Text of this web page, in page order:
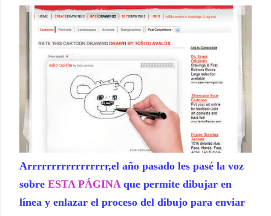
Arrrrrrrrrrrrrrrrr,el año pasado les pasé la voz
sobre ESTA PÁGINA que permite dibujar en
línea y enlazar el proceso del dibujo para enviar